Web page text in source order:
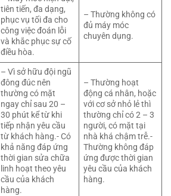
tiên tiến, đa dạng,
phục vụ tối đa cho
công việc đoán lỗi
và khắc phục sự cố
điều hòa.
– Thường không có
đủ máy móc
chuyên dụng.
– Vì sở hữu đội ngũ
đông đúc nên
thường có mặt
ngay chỉ sau 20 –
30 phút kể từ khi
tiếp nhận yêu cầu
từ khách hàng.- Có
khả năng đáp ứng
thời gian sửa chữa
linh hoạt theo yêu
cầu của khách
hàng.
– Thường hoạt
động cá nhân, hoặc
với cơ sở nhỏ lẻ thì
thường chỉ có 2 – 3
người, có mặt tại
nhà khá chậm trễ.-
Thường không đáp
ứng được thời gian
yêu cầu của khách
hàng.